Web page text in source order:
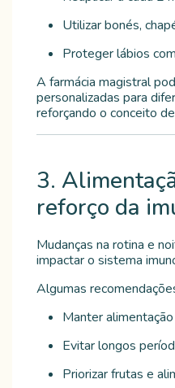
Utilizar bonés,
Proteger lábios
A farmácia magistral
personalizadas para
reforçando o conceito de
3.
reforço da
Mudanças na rotina e
impactar o sistema
Algumas
Manter
Evitar longos
Priorizar frutas e